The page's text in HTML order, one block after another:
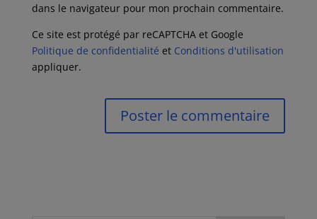
dans le navigateur pour mon prochain commentaire.
Ce site est protégé par reCAPTCHA et Google
Politique de confidentialité et Conditions d'utilisation
appliquer.